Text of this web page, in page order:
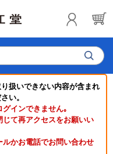
扱いできない内容が含まれ
い。
インできません｡
て再アクセスをお願いい
かお電話でお問い合わせ